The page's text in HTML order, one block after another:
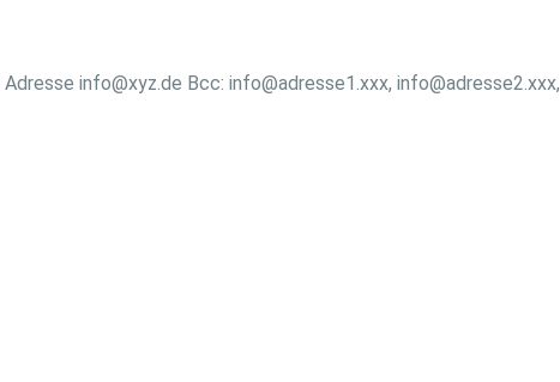
info@xyz.de Bcc: info@adresse1.xxx, info@adresse2.xxx,